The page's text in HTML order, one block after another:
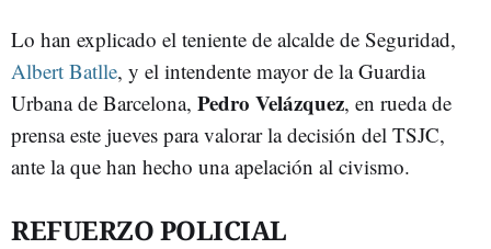
Lo han explicado el teniente de alcalde de Seguridad,
Albert Batlle, y el intendente mayor de la Guardia
Urbana de Barcelona, Pedro Velázquez, en rueda de
prensa este jueves para valorar la decisión del TSJC,
ante la que han hecho una apelación al civismo.
REFUERZO POLICIAL